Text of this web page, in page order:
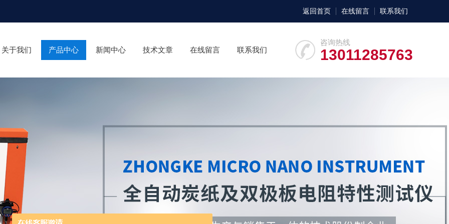
返回首页 在线留言 联系我们
咨询热线
13011285763
关于我们 产品中心 新闻中心 技术文章 在线留言 联系我们